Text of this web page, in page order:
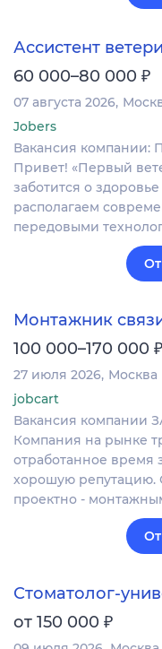
Ассистент
60 000–80 000 ₽
07 августа 2026
Jobers
Вакансия компании:
Привет! «Первый
заботится о
располагаем
передовыми
Монтажник
100 000–170 000 ₽
27 июля 2026 Москва
jobcart
Вакансия
Компания на рынке
отработанное время
хорошую репутацию.
проектно -
Стоматолог-
от 150 000 ₽